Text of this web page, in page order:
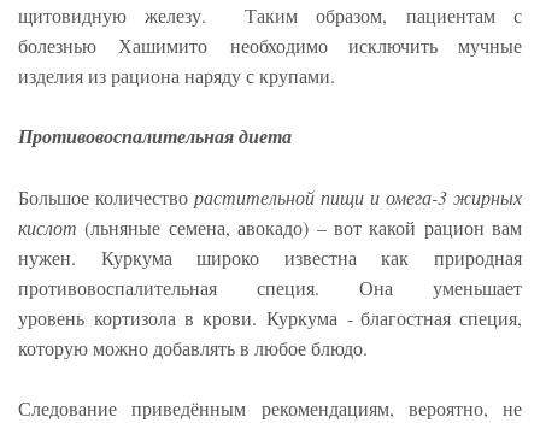
щитовидную железу. Таким образом, пациентам с
болезнью Хашимито необходимо исключить мучные
изделия из рациона наряду с крупами.
Противовоспалительная диета
Большое количество растительной пищи и омега-3 жирных
кислот (льняные семена, авокадо) – вот какой рацион вам
нужен. Куркума широко известна как природная
противовоспалительная специя. Она уменьшает
уровень кортизола в крови. Куркума - благостная специя,
которую можно добавлять в любое блюдо.
Следование приведённым рекомендациям, вероятно, не